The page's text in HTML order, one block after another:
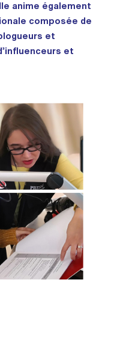
anime également
composée de
et
et